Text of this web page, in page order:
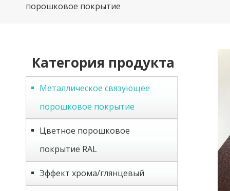
порошковое покрытие
Категория продукта
Металлическое связующее
порошковое покрытие
Цветное порошковое
покрытие RAL
Эффект хрома/глянцевый